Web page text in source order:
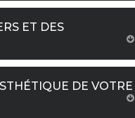
ET DES
DE VOTRE